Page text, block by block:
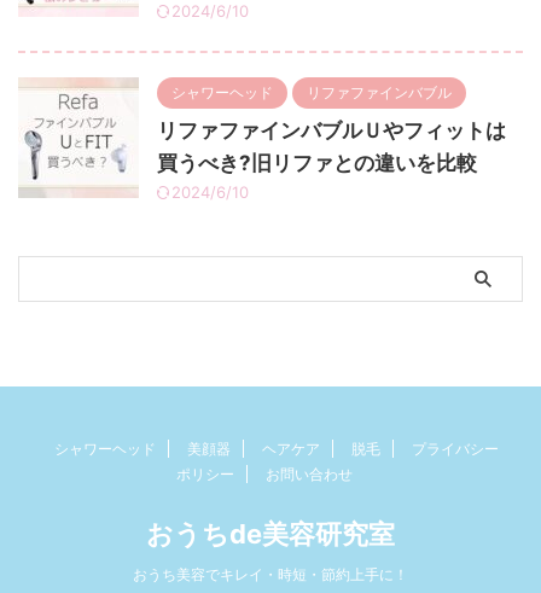
2024/6/10
シャワーヘッド リファファインバブル
リファファインバブルＵやフィットは
買うべき?旧リファとの違いを比較
2024/6/10
シャワーヘッド 美顔器 ヘアケア 脱毛
プライバシー
ポリシー
お問い合わせ
おうちde美容研究室
おうち美容でキレイ・時短・節約上手に！